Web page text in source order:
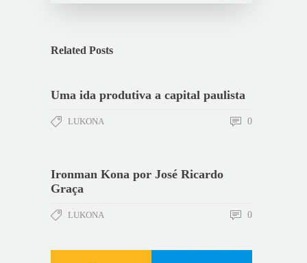
Related Posts
Uma ida produtiva a capital paulista
LUKONA 0
Ironman Kona por José Ricardo
Graça
LUKONA 0